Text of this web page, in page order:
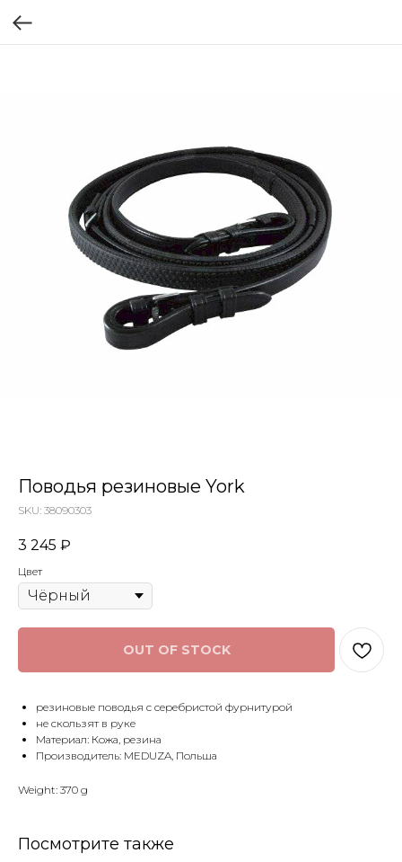
Поводья резиновые York
SKU: 38090303
3 245 ₽
Цвет
OUT OF STOCK
резиновые поводья с серебристой фурнитурой
не скользят в руке
Материал: Кожа, резина
Производитель: MEDUZA, Польша
Weight: 370 g
Посмотрите также